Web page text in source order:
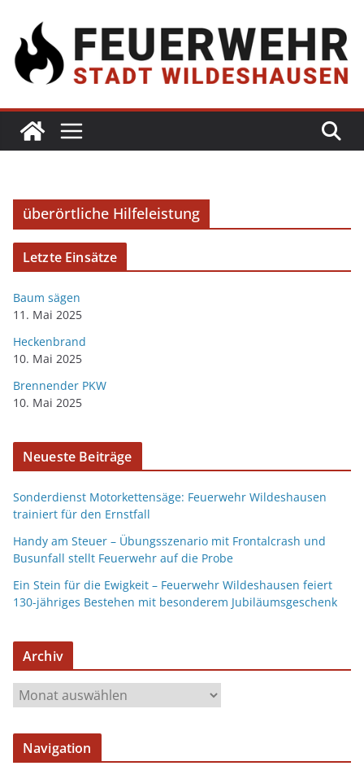
überörtliche Hilfeleistung
Letzte Einsätze
Baum sägen
11. Mai 2025
Heckenbrand
10. Mai 2025
Brennender PKW
10. Mai 2025
Neueste Beiträge
Sonderdienst Motorkettensäge: Feuerwehr Wildeshausen
trainiert für den Ernstfall
Handy am Steuer – Übungsszenario mit Frontalcrash und
Busunfall stellt Feuerwehr auf die Probe
Ein Stein für die Ewigkeit – Feuerwehr Wildeshausen feiert
130-jähriges Bestehen mit besonderem Jubiläumsgeschenk
Archiv
Navigation